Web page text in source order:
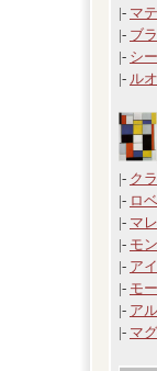
|- マ
|- ブ
|- シ
|- ル
|- ク
|- ロ
|- マ
|- モ
|- ア
|- モ
|- ア
|- マ